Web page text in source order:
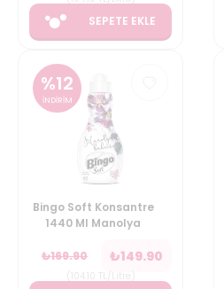
SEPETE EKLE
%12
İNDİRİM
Bingo Soft Konsantre
1440 Ml Manolya
₺169.90 ₺149.90